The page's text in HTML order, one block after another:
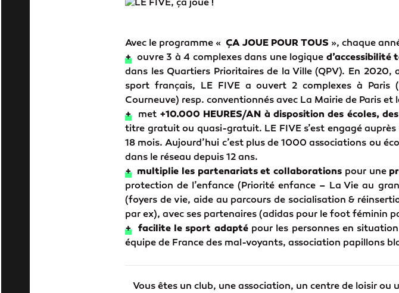
Avec le programme « ÇA JOUE POUR TOUS », chaque
+ ouvre 3 à 4 complexes dans une logique
dans les Quartiers Prioritaires de la Ville (QPV). En
sport français, LE FIVE a ouvert 2 complexes à Paris
Courneuve) resp. conventionnés avec La Mairie de Paris et
+ met +10.000 HEURES/AN à disposition des écoles,
titre gratuit ou quasi-gratuit. LE FIVE s’est engagé
18 mois. Aujourd’hui c’est plus de 1000 associations ou
dans le réseau depuis 12 ans.
+ multiplie les partenariats et collaborations pour une
protection de l’enfance (Priorité enfance – La Vie au
(foyers de vie, aide au parcours de socialisation &
par ex), avec ses partenaires (adidas pour le foot féminin
+ facilite le sport adapté pour les personnes en
équipe de France des mal-voyants, association papillons
Vous êtes un club, une association, un centre de loisir ou